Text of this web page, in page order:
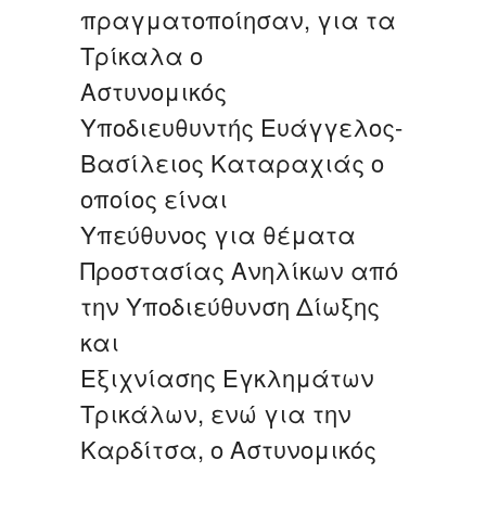
πραγματοποίησαν, για τα
Τρίκαλα ο
Αστυνομικός
Υποδιευθυντής Ευάγγελος-
Βασίλειος Καταραχιάς ο
οποίος είναι
Υπεύθυνος για θέματα
Προστασίας Ανηλίκων από
την Υποδιεύθυνση Δίωξης
και
Εξιχνίασης Εγκλημάτων
Τρικάλων, ενώ για την
Καρδίτσα, ο Aστυνομικός